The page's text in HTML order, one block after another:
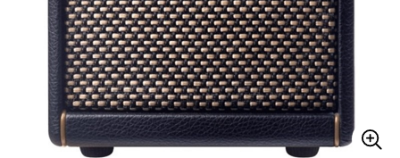
管楽器 その他楽器
アンプ エフェクター